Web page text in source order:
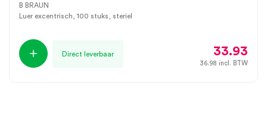
B BRAUN
Luer excentrisch, 100 stuks, steriel
Direct leverbaar 33.93
36.98 incl. BTW